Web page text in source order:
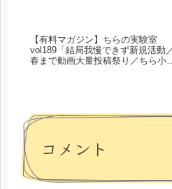
【有料マガジン】ちらの実験室
vol189「結局我慢できず新規活動
春まで動画大量投稿祭り／ちら小屋
コメント